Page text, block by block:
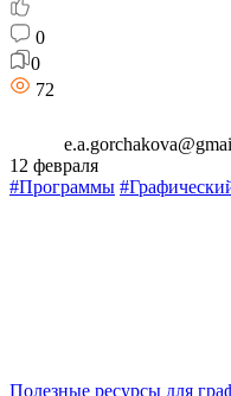
0
0
72
12 февраля
#Программы
Полезные ресурсы для